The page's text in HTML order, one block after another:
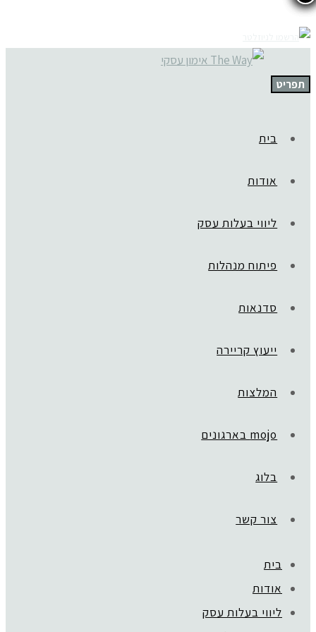
תפריט
בית
אודות
ליווי בעלות עסק
פיתוח מנהלות
סדנאות
ייעוץ קריירה
המלצות
mojo בארגונים
בלוג
צור קשר
בית
אודות
ליווי בעלות עסק
גלית שול